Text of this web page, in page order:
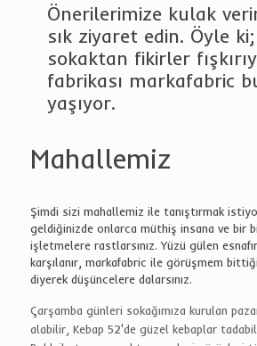
Önerilerimize kulak
sık ziyaret edin. Öyle
sokaktan fikirler
fabrikası markafabric
yaşıyor.
Mahallemiz
Şimdi sizi mahallemiz ile tanıştırmak
geldiğinizde onlarca müthiş insana ve bir
işletmelere rastlarsınız. Yüzü gülen
karşılanır, markafabric ile görüşmem
diyerek düşüncelere dalarsınız.
Çarşamba günleri sokağımıza kurulan
alabilir, Kebap 52'de güzel kebaplar